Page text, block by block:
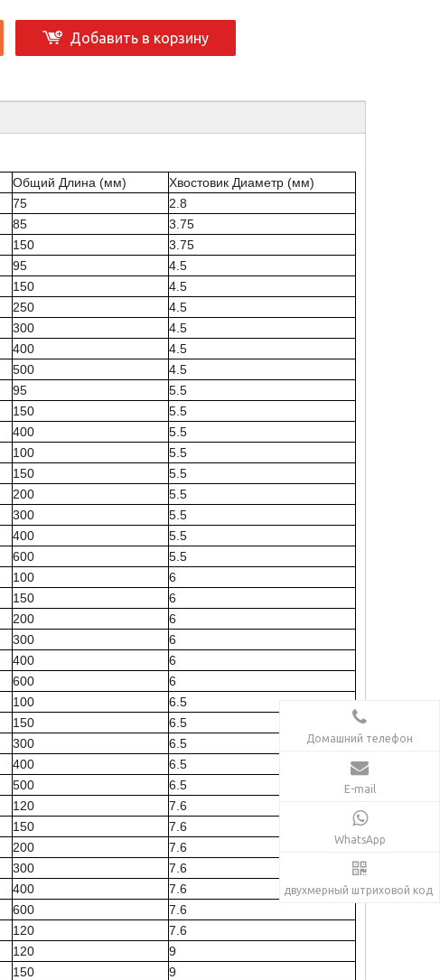
Добавить в корзину
Общий Длина (мм)
Хвостовик Диаметр (мм)
75
2.8
85
3.75
150
3.75
95
4.5
150
4.5
250
4.5
300
4.5
400
4.5
500
4.5
95
5.5
150
5.5
400
5.5
100
5.5
150
5.5
200
5.5
300
5.5
400
5.5
600
5.5
100
6
150
6
200
6
300
6
400
6
600
6
100
6.5
150
6.5
300
6.5
400
6.5
500
6.5
120
7.6
150
7.6
200
7.6
300
7.6
400
7.6
600
7.6
120
7.6
120
9
150
9
Домашний телефон
E-mail
WhatsApp
двухмерный штриховой код